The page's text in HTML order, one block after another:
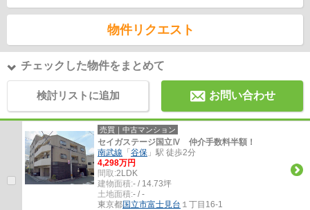
物件リクエスト
チェックした物件をまとめて
検討リストに追加 お問い合わせ
売買｜中古マンション
セイガステージ国立Ⅳ 仲介手数料半額！
南武線 「 谷保 」駅 徒歩2分
4,298万円
間取:2LDK
建物面積:- / 14.73坪
土地面積:- / -
東京都国立市富士見台 １丁目16-1